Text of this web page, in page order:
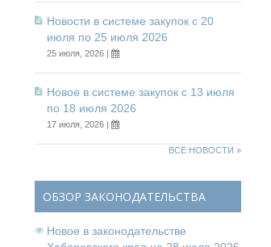
Новости в системе закупок с 20
июля по 25 июля 2026
25 июля, 2026 |
Новое в системе закупок с 13 июля
по 18 июля 2026
17 июля, 2026 |
ВСЕ НОВОСТИ »
ОБЗОР ЗАКОНОДАТЕЛЬСТВА
Новое в законодательстве